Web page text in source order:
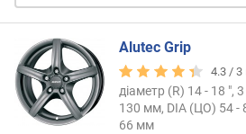
Alutec Grip
4.3 /3
діаметр (R) 14 - 18 ",
130 мм, DIA (ЦО) 54 -
66 мм